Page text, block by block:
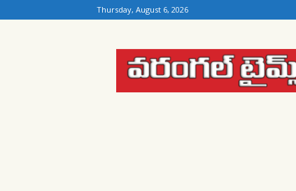
Thursday, August 6, 2026
Warangal
Times